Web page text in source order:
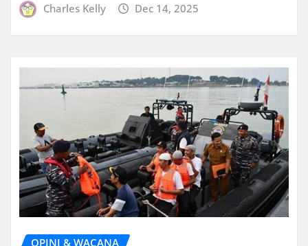
Charles Kelly Dec 14, 2025
OPINI & WACANA